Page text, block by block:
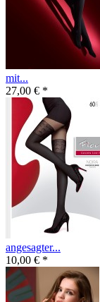
mit...
27,00 € *
angesagter...
10,00 € *